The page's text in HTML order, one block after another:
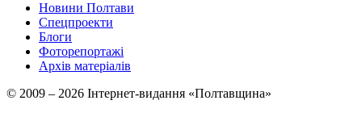
Новини Полтави
Спецпроекти
Блоги
Фоторепортажі
Архів матеріалів
© 2009 – 2026 Інтернет-видання «Полтавщина»